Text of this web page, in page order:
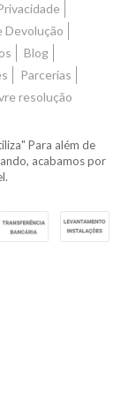
Devolução
Blog
Parcerias
resolução
Para além de
acabamos por